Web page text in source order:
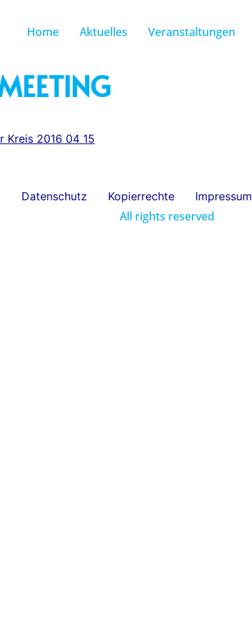
Home Aktuelles Veranstaltungen
Kreis 2016 04 15
Datenschutz Kopierrechte Impressum
All rights reserved